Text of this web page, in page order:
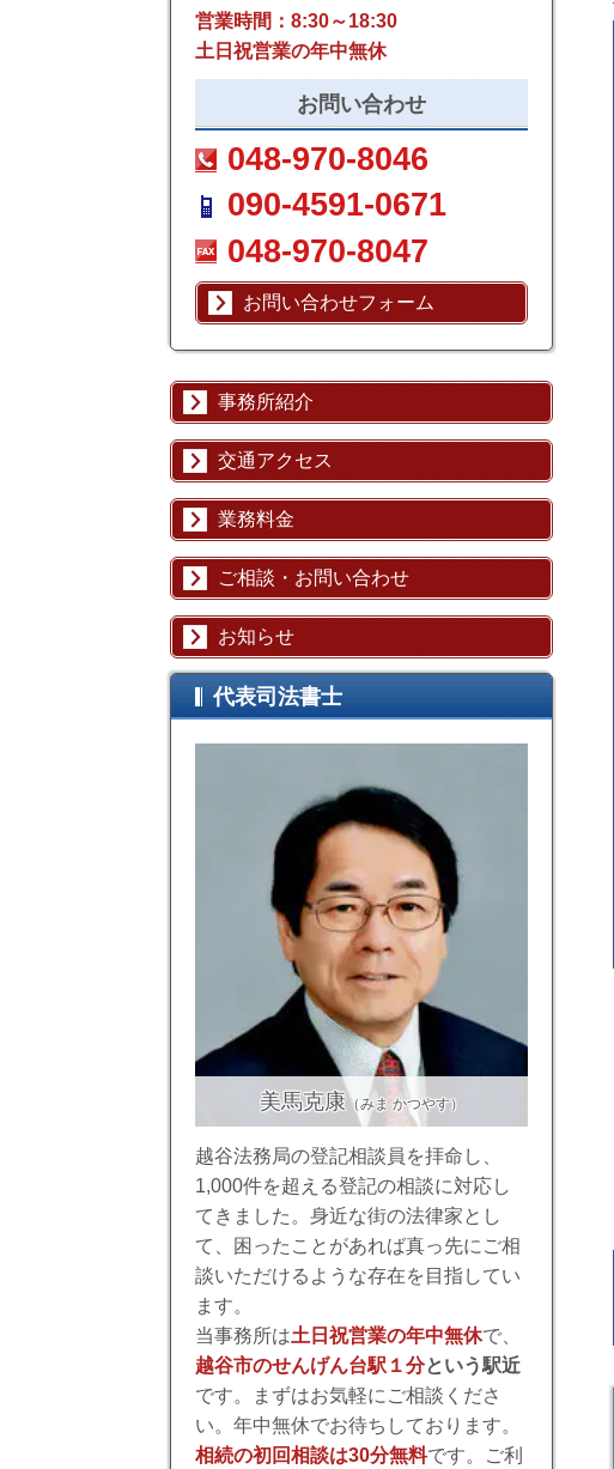
営業時間：8:30～18:30
土日祝営業の年中無休
お問い合わせ
048-970-8046
090-4591-0671
048-970-8047
お問い合わせフォーム
事務所紹介
交通アクセス
業務料金
ご相談・お問い合わせ
お知らせ
代表司法書士
美馬克康（みま かつやす）
越谷法務局の登記相談員を拝命し、
1,000件を超える登記の相談に対応し
てきました。身近な街の法律家とし
て、困ったことがあれば真っ先にご相
談いただけるような存在を目指してい
ます。
当事務所は土日祝営業の年中無休で、
越谷市のせんげん台駅１分という駅近
です。まずはお気軽にご相談くださ
い。年中無休でお待ちしております。
相続の初回相談は30分無料です。ご利